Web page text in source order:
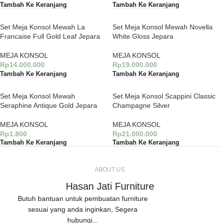
Tambah Ke Keranjang Tambah Ke Keranjang
Set Meja Konsol Mewah La
Francaise Full Gold Leaf Jepara
MEJA KONSOL
Rp14.000.000
Tambah Ke Keranjang
Set Meja Konsol Mewah Novella
White Gloss Jepara
MEJA KONSOL
Rp19.000.000
Tambah Ke Keranjang
Set Meja Konsol Mewah
Seraphine Antique Gold Jepara
MEJA KONSOL
Rp1.800
Tambah Ke Keranjang
Set Meja Konsol Scappini Classic
Champagne Silver
MEJA KONSOL
Rp21.000.000
Tambah Ke Keranjang
ABOUT US
Hasan Jati Furniture
Butuh bantuan untuk pembuatan furniture
sesuai yang anda inginkan, Segera
hubungi...